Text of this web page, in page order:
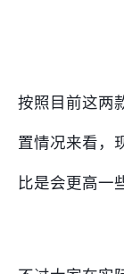
按照目前这两
置情况来看，
比是会更高一